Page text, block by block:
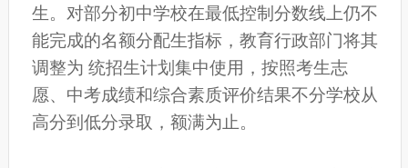
生。对部分初中学校在最低控制分数线上仍不
能完成的名额分配生指标，教育行政部门将其
调整为 统招生计划集中使用，按照考生志
愿、中考成绩和综合素质评价结果不分学校从
高分到低分录取，额满为止。